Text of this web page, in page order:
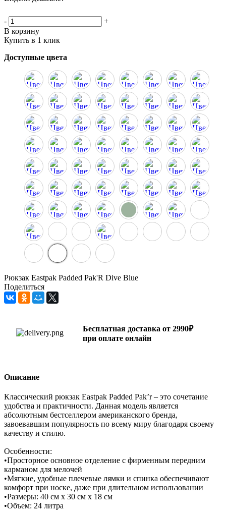
-
+
В корзину
Купить в 1 клик
Доступные цвета
Рюкзак Eastpak Padded Pak'R Dive Blue
Поделиться
Бесплатная доставка от 2990₽
при оплате онлайн
Описание
Классический рюкзак Eastpak Padded Pak’r – это сочетание
удобства и практичности. Данная модель является
абсолютным бестселлером американского бренда,
завоевавшим популярность по всему миру благодаря своему
качеству и стилю.
Особенности:
•Просторное основное отделение с фирменным передним
карманом для мелочей
•Мягкие, удобные плечевые лямки и спинка обеспечивают
комфорт при носке, даже при длительном использовании
•Размеры: 40 см х 30 см х 18 см
•Объем: 24 литра